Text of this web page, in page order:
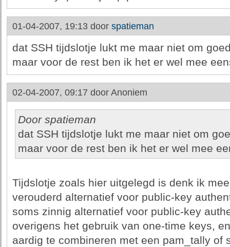
01-04-2007, 19:13 door spatieman
dat SSH tijdslotje lukt me maar niet om
maar voor de rest ben ik het er wel mee
02-04-2007, 09:17 door Anoniem
Door spatieman
dat SSH tijdslotje lukt me maar niet om
maar voor de rest ben ik het er wel mee
Tijdslotje zoals hier uitgelegd is denk ik
verouderd alternatief voor public-key
soms zinnig alternatief voor public-key
overigens het gebruik van one-time keys,
aardig te combineren met een pam_tally of